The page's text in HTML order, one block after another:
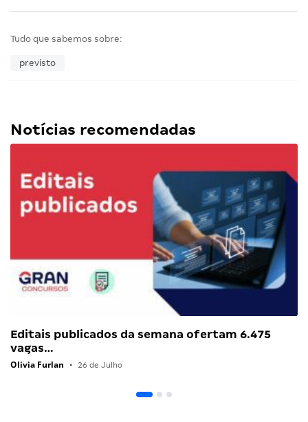
Tudo que sabemos sobre:
previsto
Notícias recomendadas
Editais publicados da semana ofertam 6.475
vagas…
Olivia Furlan • 26 de Julho